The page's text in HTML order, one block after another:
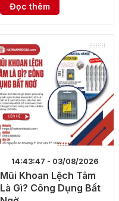
Đọc thêm
14:43:47 - 03/08/2026
Mũi Khoan Lệch Tâm
Là Gì? Công Dụng Bất